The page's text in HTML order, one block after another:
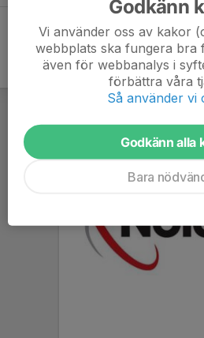
Godkänn
Vi använder oss av kakor
webbplats ska fungera bra
även för webbanalys i
förbättra våra
Så använder vi
Godkänn alla
Bara